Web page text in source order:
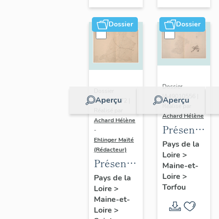
sur-
Moine
Dossier
Aperçu
IA49010572 |
Achard Hélène
-
Ehlinger Maïté
(Rédacteur)
Présentation
du
patrimoine
industriel
Pays de la
Loire >
Maine-et-
Loire >
Dossier
Aperçu
Dossier
IA49010556 |
Réalisé par
Achard Hélène
du
patrimoine
industriel
de la
commune
de
Pays de la
Loire >
Maine-et-
Loire >
Torfou